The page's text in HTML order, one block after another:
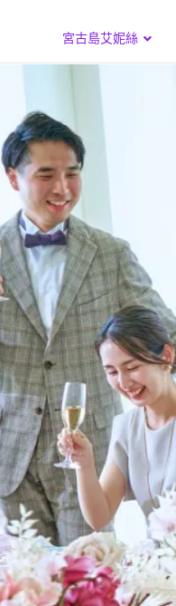
宮古島艾妮絲